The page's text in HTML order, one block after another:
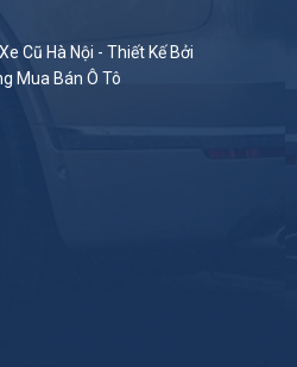
Cũ Hà Nội - Thiết Kế Bởi
Mua Bán Ô Tô